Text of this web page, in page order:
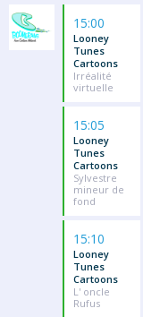
15:00
Looney
Tunes
Cartoons
Irréalité
virtuelle
15:05
Looney
Tunes
Cartoons
Sylvestre
mineur de
fond
15:10
Looney
Tunes
Cartoons
L' oncle
Rufus